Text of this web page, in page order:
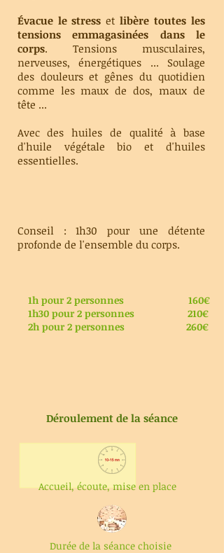
Évacuele stress etlibère toutes les
tensions emmagasinées dans le
corps. Tensions musculaires,
nerveuses, énergétiques ... Soulage
des douleurs et gênes du quotidien
comme les maux de dos, maux de
tête ...
Avec des huiles de qualité à base
d'huile végétale bio et d'huiles
essentielles.
Conseil : 1h30 pour une détente
profonde de l'ensemble du corps.
2 personnes 160€
2 personnes 210€
2 personnes 260€
Accueil, écoute, mise en place
Durée de la séance choisie
Déroulement de la séance